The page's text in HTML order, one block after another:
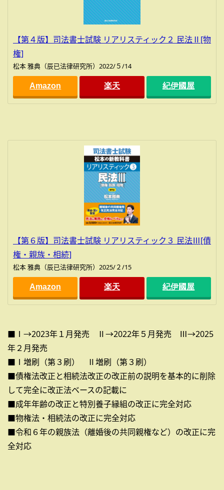
【第４版】司法書士試験 リアリスティック２ 民法Ⅱ[物
権]
松本 雅典（辰已法律研究所）2022/５/14
Amazon 楽天 紀伊國屋
【第６版】司法書士試験 リアリスティック３ 民法Ⅲ[債
権・親族・相続]
松本 雅典（辰已法律研究所）2025/２/15
Amazon 楽天 紀伊國屋
■Ⅰ→2023年１月発売 Ⅱ→2022年５月発売 Ⅲ→2025
年２月発売
■Ⅰ増刷（第３刷） Ⅱ増刷（第３刷）
■債権法改正と相続法改正の改正前の説明を基本的に削除
して完全に改正法ベースの記載に
■成年年齢の改正と特別養子縁組の改正に完全対応
■物権法・相続法の改正に完全対応
■令和６年の親族法（離婚後の共同親権など）の改正に完
全対応